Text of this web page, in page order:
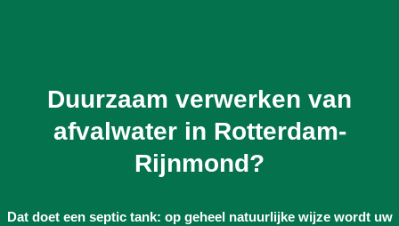
Duurzaam verwerken van
afvalwater in Rotterdam-
Rijnmond?
Dat doet een septic tank: op geheel natuurlijke wijze wordt uw